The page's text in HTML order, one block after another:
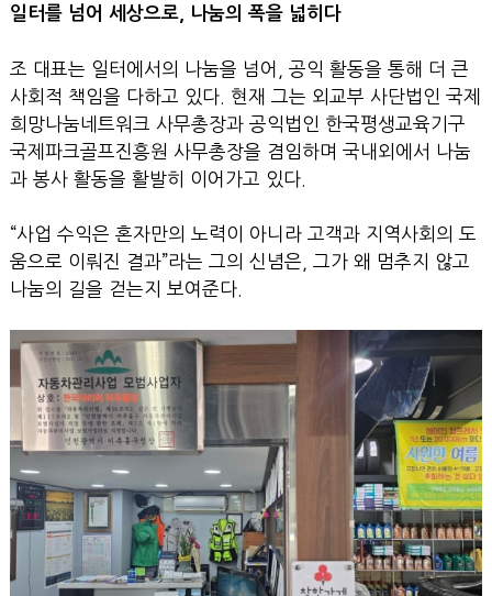
일터를 넘어 세상으로, 나눔의 폭을 넓히다
조 대표는 일터에서의 나눔을 넘어, 공익 활동을 통해 더 큰
사회적 책임을 다하고 있다. 현재 그는 외교부 사단법인 국제
희망나눔네트워크 사무총장과 공익법인 한국평생교육기구
국제파크골프진흥원 사무총장을 겸임하며 국내외에서 나눔
과 봉사 활동을 활발히 이어가고 있다.
“사업 수익은 혼자만의 노력이 아니라 고객과 지역사회의 도
움으로 이뤄진 결과”라는 그의 신념은, 그가 왜 멈추지 않고
나눔의 길을 걷는지 보여준다.